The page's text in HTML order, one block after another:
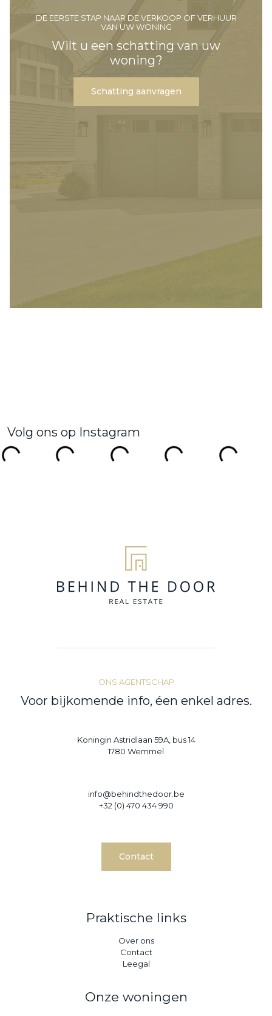
DE EERSTE STAP NAAR DE VERKOOP OF VERHUUR
VAN UW WONING
Wilt u een schatting van uw
woning?
Schatting aanvragen
Volg ons op Instagram
ONS AGENTSCHAP
Voor bijkomende info, éen enkel adres.
Koningin Astridlaan 59A, bus 14
1780 Wemmel
info@behindthedoor.be
+32 (0) 470 434 990
Contact
Praktische links
Over ons
Contact
Leegal
Onze woningen